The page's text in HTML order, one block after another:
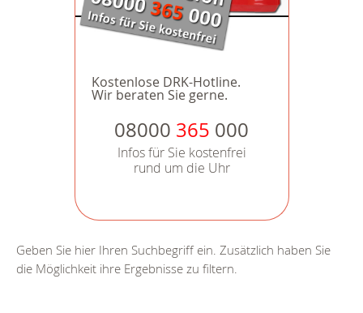
Kostenlose DRK-Hotline.
Wir beraten Sie gerne.
08000 365 000
Infos für Sie kostenfrei
rund um die Uhr
Geben Sie hier Ihren Suchbegriff ein. Zusätzlich haben Sie
die Möglichkeit ihre Ergebnisse zu filtern.